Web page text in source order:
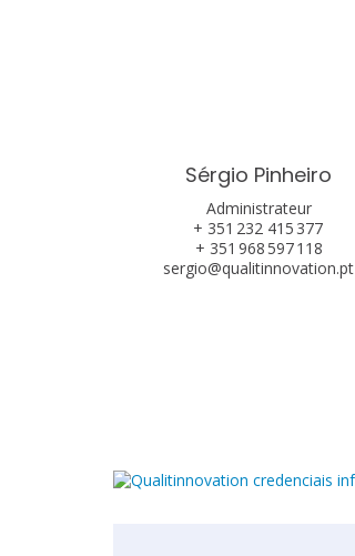
Sérgio Pinheiro
Administrateur
+ 351 232 415 377
+ 351 968 597 118
sergio@qualitinnovation.pt